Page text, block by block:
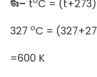
উঃ– t C =
327 oC =
=600 K